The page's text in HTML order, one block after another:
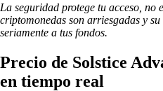
La seguridad protege tu acceso, no
criptomonedas son arriesgadas y
seriamente a tus fondos.
Precio de Solstice
en tiempo real